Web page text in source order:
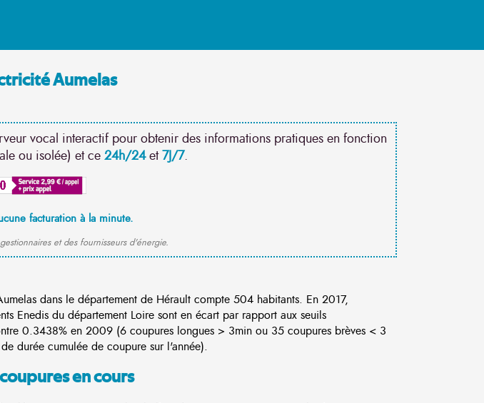
Aumelas
vocal interactif pour obtenir des informations pratiques en fonction
ou isolée) et ce 24h/24et7J/7.
facturation à la minute.
et des fournisseurs d'énergie.
dans le département de Hérault compte 504 habitants. En 2017,
Enedis du département Loire sont en écart par rapport aux seuils
0.3438% en 2009 (6 coupures longues > 3min ou 35 coupures brèves < 3
durée cumulée de coupure sur l'année).
en cours